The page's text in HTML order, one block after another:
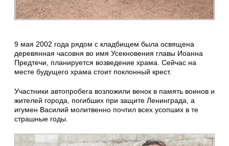
9 мая 2002 года рядом с кладбищем была освящена
деревянная часовня во имя Усекновения главы Иоанна
Предтечи, планируется возведение храма. Сейчас на
месте будущего храма стоит поклонный крест.
Участники автопробега возложили венок в память воинов и
жителей города, погибших при защите Ленинграда, а
игумен Василий молитвенно почтил всех усопших в те
страшные годы.